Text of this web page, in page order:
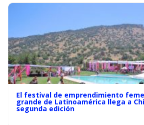
El festival de emprendimiento
grande de Latinoamérica llega a
segunda edición